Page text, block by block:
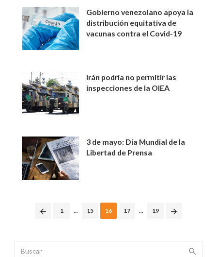
Gobierno venezolano apoya la
distribución equitativa de
vacunas contra el Covid-19
Irán podría no permitir las
inspecciones de la OIEA
3 de mayo: Día Mundial de la
Libertad de Prensa
navigation
1 ... 15 16 17 ... 19